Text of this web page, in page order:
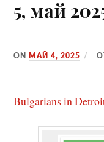
5, май
ON МАЙ 4, 2025
Bulgarians in